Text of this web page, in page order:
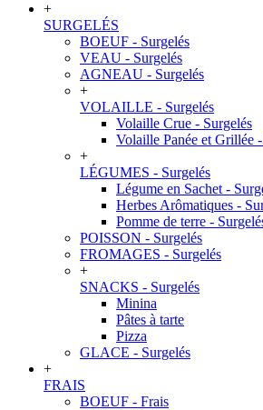
+
SURGELÉS
BOEUF - Surgelés
VEAU - Surgelés
AGNEAU - Surgelés
+
VOLAILLE - Surgelés
Volaille Crue - Surgelés
Volaille Panée et Grillée
+
LÉGUMES - Surgelés
Légume en Sachet -
Herbes Arômatiques -
Pomme de terre -
POISSON - Surgelés
FROMAGES - Surgelés
+
SNACKS - Surgelés
Minina
Pâtes à tarte
Pizza
GLACE - Surgelés
+
FRAIS
BOEUF - Frais